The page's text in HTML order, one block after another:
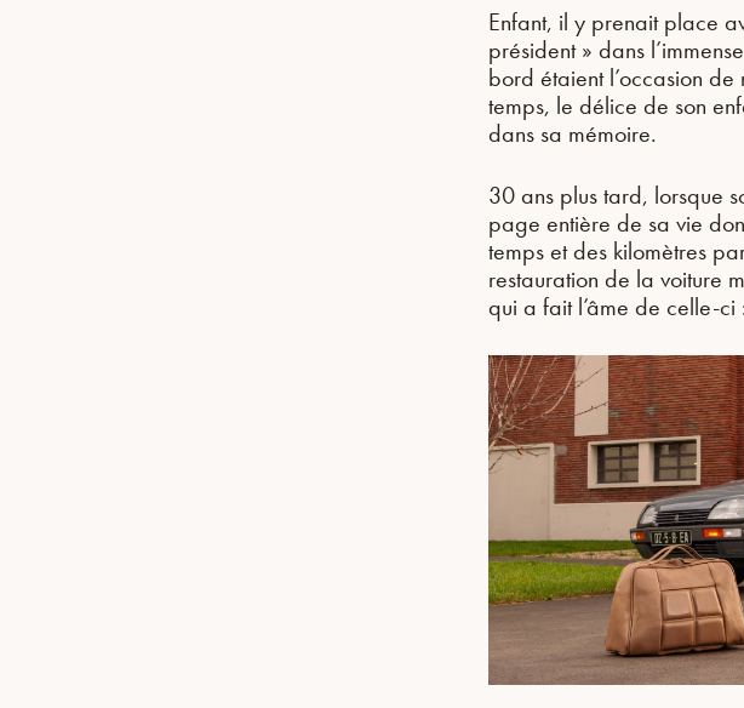
Enfant, il y prenait place
président » dans
bord étaient l’occasion
temps, le délice de son
dans sa mémoire.
30 ans plus tard, lorsque
page entière de sa vie
temps et des kilomètres
restauration de la voiture
qui a fait l’âme de celle-